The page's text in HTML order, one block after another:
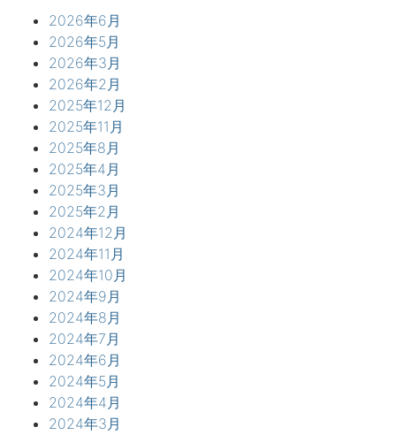
2026年6月
2026年5月
2026年3月
2026年2月
2025年12月
2025年11月
2025年8月
2025年4月
2025年3月
2025年2月
2024年12月
2024年11月
2024年10月
2024年9月
2024年8月
2024年7月
2024年6月
2024年5月
2024年4月
2024年3月